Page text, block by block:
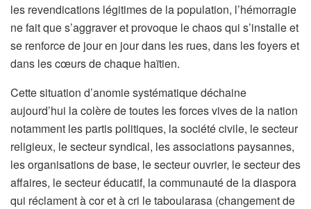
les revendications légitimes de la population, l’hémorragie
ne fait que s’aggraver et provoque le chaos qui s’installe et
se renforce de jour en jour dans les rues, dans les foyers et
dans les cœurs de chaque haïtien.
Cette situation d’anomie systématique déchaine
aujourd’hui la colère de toutes les forces vives de la nation
notamment les partis politiques, la société civile, le secteur
religieux, le secteur syndical, les associations paysannes,
les organisations de base, le secteur ouvrier, le secteur des
affaires, le secteur éducatif, la communauté de la diaspora
qui réclament à cor et à cri le taboularasa (changement de